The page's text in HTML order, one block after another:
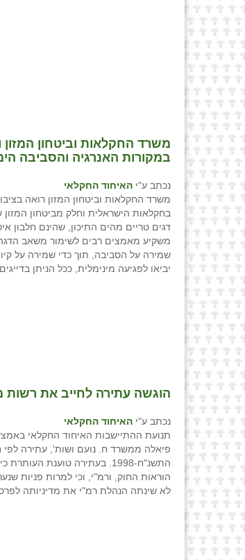
משרד החקלאות וביטחון
במקורות האנרגיה והסביבה
נכתב ע"י האיחוד החקלאי
משרד החקלאות וביטחון המזון רואה
בחקלאות הישראלית וחלק מביטחון
דגים טריים מהים התיכון, שהינם חלבון
משקיע מאמצים רבים לשימור משאב
שמירה על הסביבה, תוך כדי שמירה על
יביאו לפגיעה מינימלית, ככל הניתן
הוגשה עתירה לחייב את
נכתב ע"י האיחוד החקלאי
תנועת ההתיישבות האיחוד החקלאי
פיאלה ממשרד ח. נועם ושות', עתירה לפי
התשנ"ח-1998. בעתירה טוענת
הוראות החוק, ורמ"י, וכי למרות פניות
לא שינתה הנהלת רמ"י את מדיניותה